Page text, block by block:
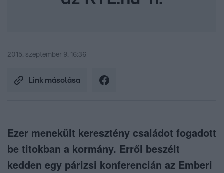
2015. szeptember 9. 16:36
Link másolása
Ezer menekült keresztény családot fogadott
be titokban a kormány. Erről beszélt
kedden egy párizsi konferencián az Emberi